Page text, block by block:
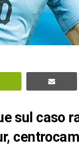
sul caso